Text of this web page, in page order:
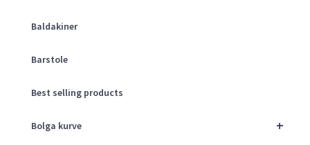
Baldakiner
Barstole
Best selling products
+
Bolga kurve